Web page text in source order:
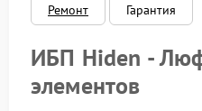
Ремонт Гарантия
ИБП Hiden -
элементов